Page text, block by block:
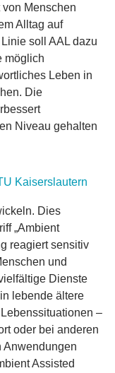
Menschen
Alltag auf
soll AAL dazu
möglich
Leben in
Die
Niveau gehalten
Dies
„Ambient
reagiert sensitiv
und
Dienste
lebende ältere
–
oder bei anderen
Anwendungen
Assisted